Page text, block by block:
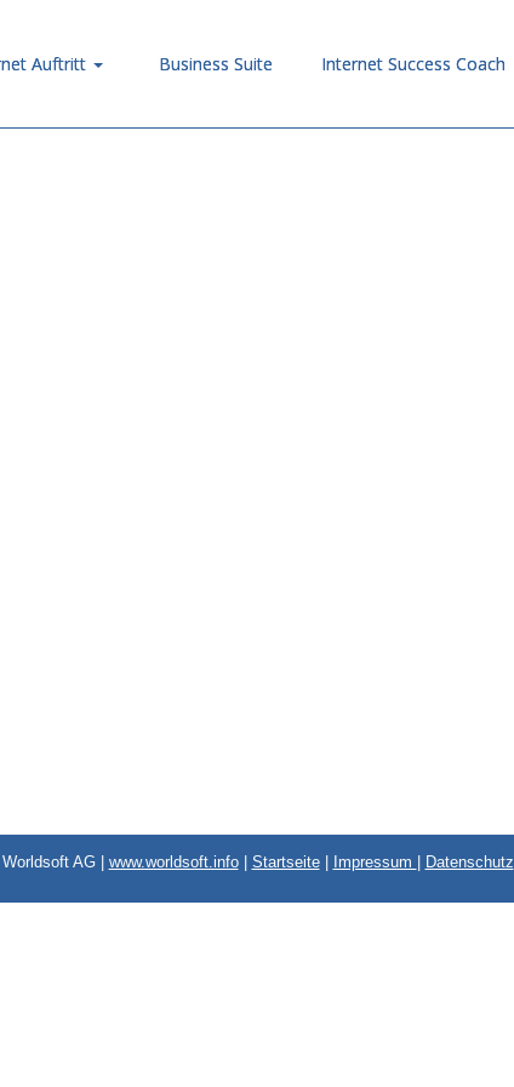
Auftritt Business Suite Internet Success Coach
AG | www.worldsoft.info| Startseite| Impressum Datenschutz